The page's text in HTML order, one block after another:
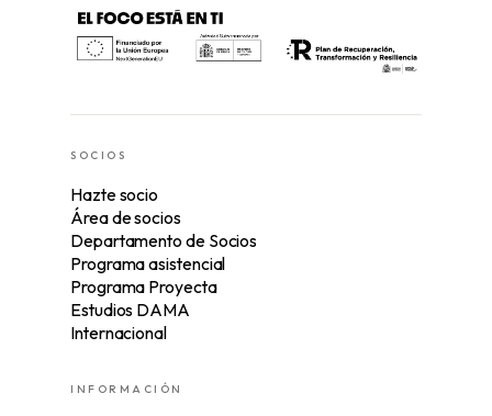
SOCIOS
Hazte socio
Área de socios
Departamento de Socios
Programa asistencial
Programa Proyecta
Estudios DAMA
Internacional
INFORMACIÓN